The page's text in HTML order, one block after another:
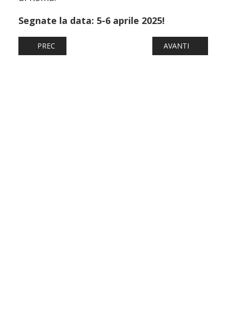
Segnate la data: 5-6 aprile 2025!
ARTICOLO PRECEDENTE: MODELLISMO: HOBBY MODEL
PREC ARTICOLO
AVANTI